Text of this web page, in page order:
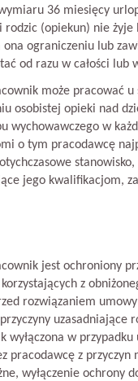
36 miesięcy
(opiekun) nie żyje
ona ograniczeniu lub
od razu w całości lub
może pracować
osobistej opieki nad
wychowawczego w
o tym pracodawcę
jego kwalifikacjom,
jest ochroniony
z
rozwiązaniem
wyłączona w
pracodawcę z
wyłączenie ochrony